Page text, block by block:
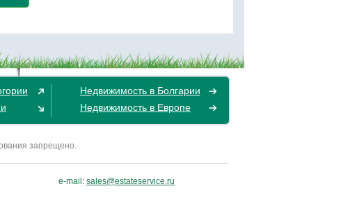
Недвижимость в Болгарии
Недвижимость в Европе
запрещено.
e-mail: sales@estateservice.ru